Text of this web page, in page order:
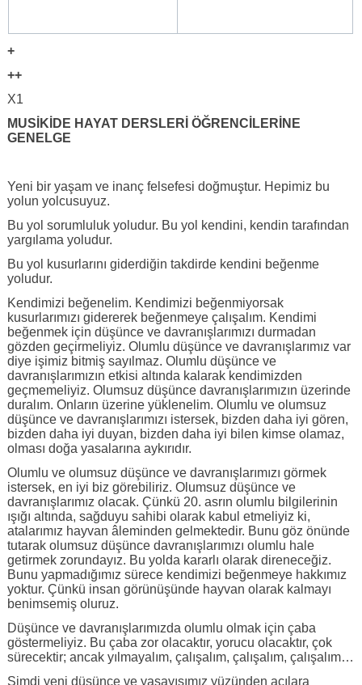
+
++
X1
MUSİKİDE HAYAT DERSLERİ ÖĞRENCİLERİNE
GENELGE
Yeni bir yaşam ve inanç felsefesi doğmuştur. Hepimiz bu
yolun yolcusuyuz.
Bu yol sorumluluk yoludur. Bu yol kendini, kendin tarafından
yargılama yoludur.
Bu yol kusurlarını giderdiğin takdirde kendini beğenme
yoludur.
Kendimizi beğenelim. Kendimizi beğenmiyorsak
kusurlarımızı gidererek beğenmeye çalışalım. Kendimi
beğenmek için düşünce ve davranışlarımızı durmadan
gözden geçirmeliyiz. Olumlu düşünce ve davranışlarımız var
diye işimiz bitmiş sayılmaz. Olumlu düşünce ve
davranışlarımızın etkisi altında kalarak kendimizden
geçmemeliyiz. Olumsuz düşünce davranışlarımızın üzerinde
duralım. Onların üzerine yüklenelim. Olumlu ve olumsuz
düşünce ve davranışlarımızı istersek, bizden daha iyi gören,
bizden daha iyi duyan, bizden daha iyi bilen kimse olamaz,
olması doğa yasalarına aykırıdır.
Olumlu ve olumsuz düşünce ve davranışlarımızı görmek
istersek, en iyi biz görebiliriz. Olumsuz düşünce ve
davranışlarımız olacak. Çünkü 20. asrın olumlu bilgilerinin
ışığı altında, sağduyu sahibi olarak kabul etmeliyiz ki,
atalarımız hayvan âleminden gelmektedir. Bunu göz önünde
tutarak olumsuz düşünce davranışlarımızı olumlu hale
getirmek zorundayız. Bu yolda kararlı olarak direneceğiz.
Bunu yapmadığımız sürece kendimizi beğenmeye hakkımız
yoktur. Çünkü insan görünüşünde hayvan olarak kalmayı
benimsemiş oluruz.
Düşünce ve davranışlarımızda olumlu olmak için çaba
göstermeliyiz. Bu çaba zor olacaktır, yorucu olacaktır, çok
sürecektir; ancak yılmayalım, çalışalım, çalışalım, çalışalım…
Şimdi yeni düşünce ve yaşayışımız yüzünden acılara